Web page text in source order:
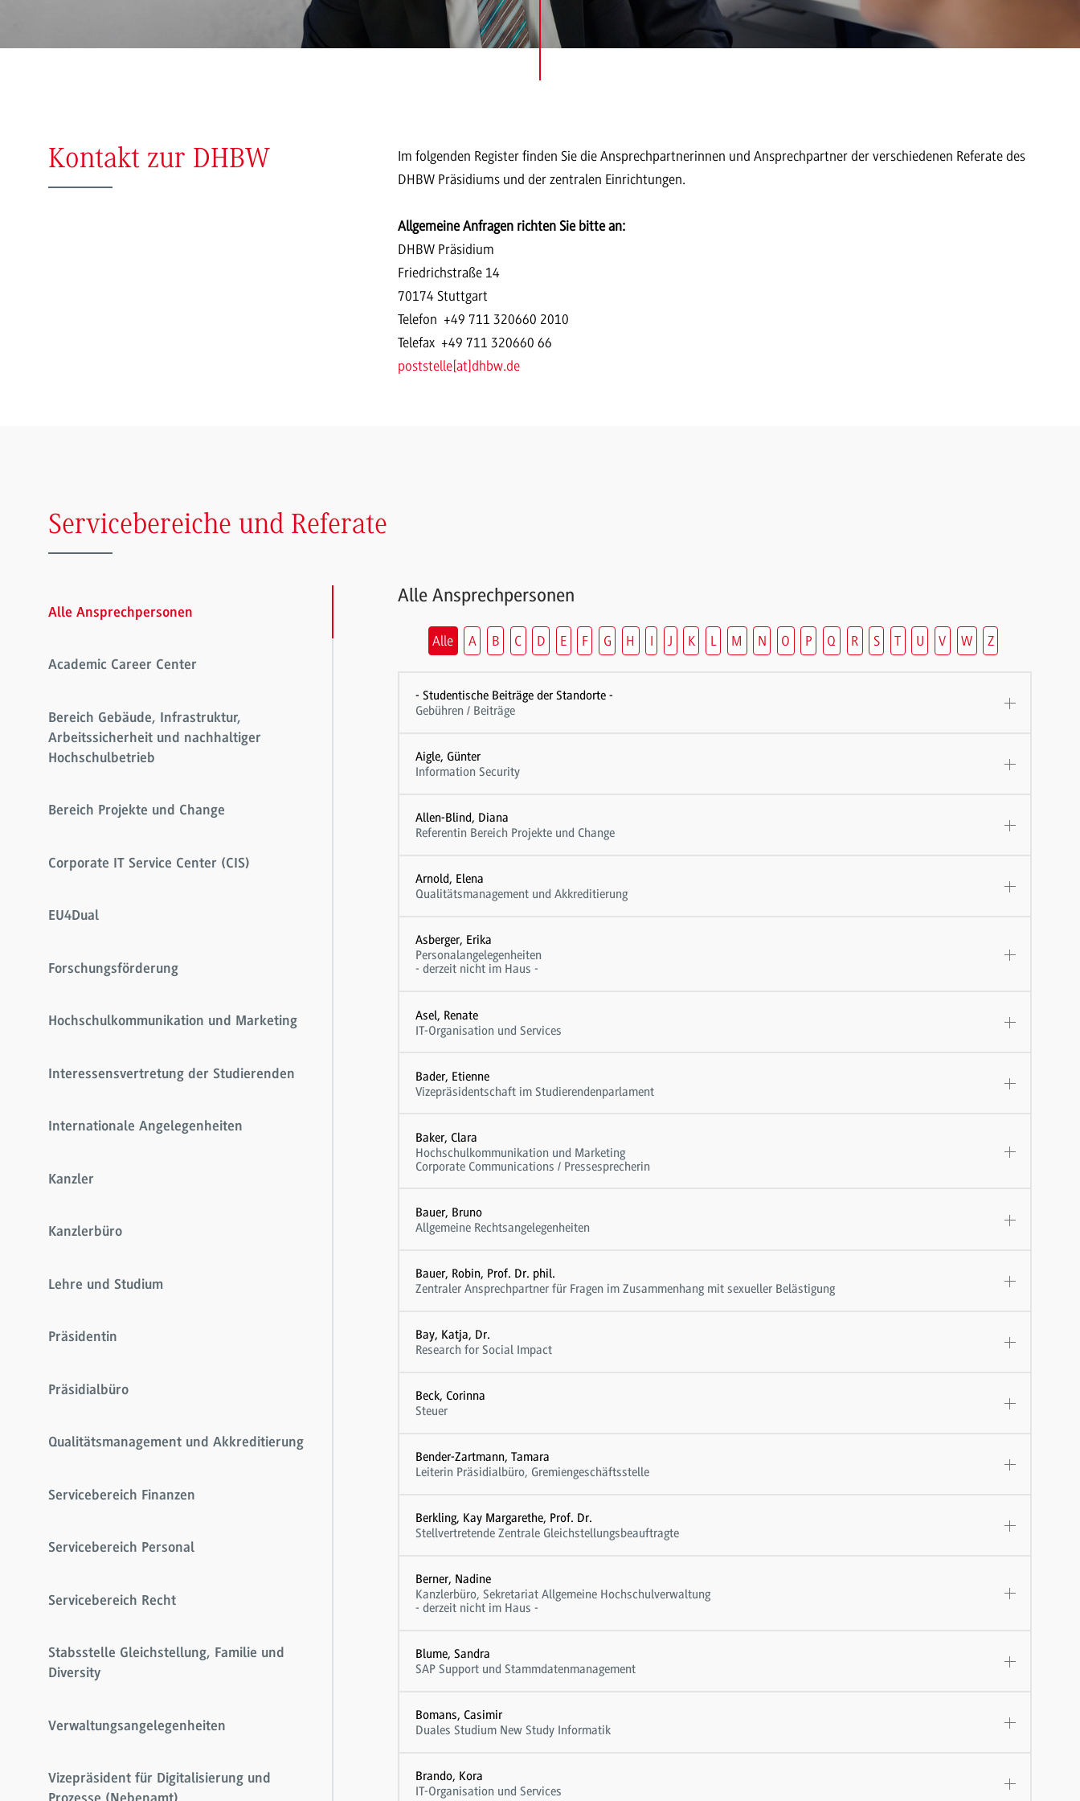
Kontakt zur DHBW
Im folgenden Register finden Sie die Ansprechpartnerinnen und Ansprechpartner der verschiedenen Referate des
DHBW Präsidiums und der zentralen Einrichtungen.
Allgemeine Anfragen richten Sie bitte an:
DHBW Präsidium
Friedrichstraße 14
70174 Stuttgart
Telefon +49 711 320660 2010
Telefax +49 711 320660 66
poststelle[at]dhbw.de
Servicebereiche und Referate
Alle Ansprechpersonen
Academic Career Center
Bereich Gebäude, Infrastruktur,
Arbeitssicherheit und nachhaltiger
Hochschulbetrieb
Bereich Projekte und Change
Corporate IT Service Center (CIS)
EU4Dual
Forschungsförderung
Hochschulkommunikation und Marketing
Interessensvertretung der Studierenden
Internationale Angelegenheiten
Kanzler
Kanzlerbüro
Lehre und Studium
Präsidentin
Präsidialbüro
Qualitätsmanagement und Akkreditierung
Servicebereich Finanzen
Servicebereich Personal
Servicebereich Recht
Stabsstelle Gleichstellung, Familie und
Diversity
Verwaltungsangelegenheiten
Vizepräsident für Digitalisierung und
Alle Ansprechpersonen
Alle A B C D E F G H I J K L M N O P Q R S T U V W Z
- Studentische Beiträge der Standorte -
Gebühren / Beiträge
Aigle, Günter
Information Security
Allen-Blind, Diana
Referentin Bereich Projekte und Change
Arnold, Elena
Qualitätsmanagement und Akkreditierung
Asberger, Erika
Personalangelegenheiten
- derzeit nicht im Haus -
Asel, Renate
IT-Organisation und Services
Bader, Etienne
Vizepräsidentschaft im Studierendenparlament
Baker, Clara
Hochschulkommunikation und Marketing
Corporate Communications / Pressesprecherin
Bauer, Bruno
Allgemeine Rechtsangelegenheiten
Bauer, Robin, Prof. Dr. phil.
Zentraler Ansprechpartner für Fragen im Zusammenhang mit sexueller Belästigung
Bay, Katja, Dr.
Research for Social Impact
Beck, Corinna
Steuer
Bender-Zartmann, Tamara
Leiterin Präsidialbüro, Gremiengeschäftsstelle
Berkling, Kay Margarethe, Prof. Dr.
Stellvertretende Zentrale Gleichstellungsbeauftragte
Berner, Nadine
Kanzlerbüro, Sekretariat Allgemeine Hochschulverwaltung
- derzeit nicht im Haus -
Blume, Sandra
SAP Support und Stammdatenmanagement
Bomans, Casimir
Duales Studium New Study Informatik
Brando, Kora
IT-Organisation und Services